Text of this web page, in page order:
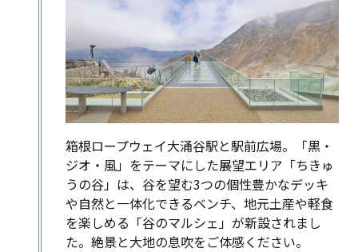
箱根ロープウェイ大涌谷駅と駅前広場。「黒・
ジオ・風」をテーマにした展望エリア「ちきゅ
うの谷」は、谷を望む3つの個性豊かなデッキ
や自然と一体化できるベンチ、地元土産や軽食
を楽しめる「谷のマルシェ」が新設されまし
た。絶景と大地の息吹をご体感ください。